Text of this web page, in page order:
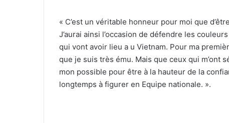
« C’est un véritable honneur pour moi que
J’aurai ainsi l’occasion de défendre les
qui vont avoir lieu a u Vietnam. Pour ma
que je suis très ému. Mais que ceux qui m’ont
mon possible pour être à la hauteur de la
longtemps à figurer en Equipe nationale. ».